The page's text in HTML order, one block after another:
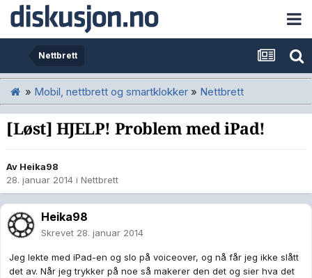
Nettbrett
» Mobil, nettbrett og smartklokker » Nettbrett
[Løst] HJELP! Problem med iPad!
Av Heika98
28. januar 2014 i Nettbrett
Heika98
Skrevet 28. januar 2014
Jeg lekte med iPad-en og slo på voiceover, og nå får jeg ikke slått
det av. Når jeg trykker på noe så makerer den det og sier hva det